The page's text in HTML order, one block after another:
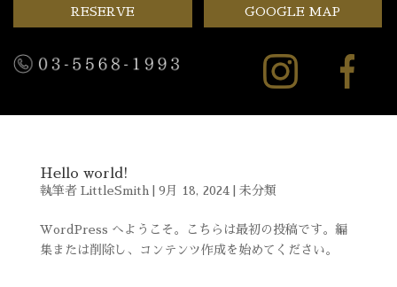
RESERVE GOOGLE MAP
Hello world!
執筆者 LittleSmith 9月 18, 2024| 未分類
WordPress へようこそ。こちらは最初の投稿です。編
集または削除し、コンテンツ作成を始めてください。